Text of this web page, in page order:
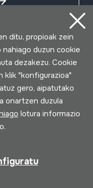
ditu, propioak zein
duzun cookie
dezakezu. Cookie
klik "konfigurazioa"
gero, aipatutako
onartzen duzula
lotura informazio